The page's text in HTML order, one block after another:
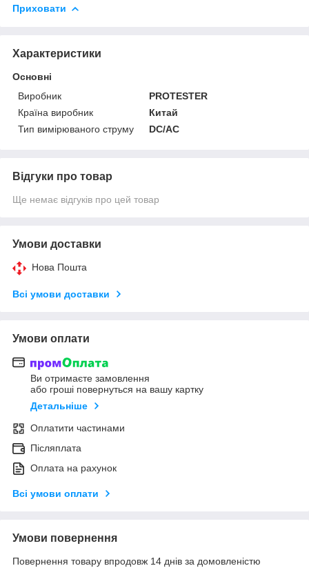
Приховати
Характеристики
Основні
Виробник
PROTESTER
Країна виробник
Китай
Тип вимірюваного струму
DC/AC
Відгуки про товар
Ще немає відгуків про цей товар
Умови доставки
Нова Пошта
Всі умови доставки
Умови оплати
Ви отримаєте замовлення
або гроші повернуться на вашу картку
Детальніше
Оплатити частинами
Післяплата
Оплата на рахунок
Всі умови оплати
Умови повернення
Повернення товару впродовж 14 днів за домовленістю